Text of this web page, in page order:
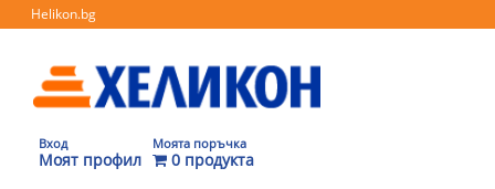
Helikon.bg
Вход
Моят профил
Моята поръчка
0 продукта